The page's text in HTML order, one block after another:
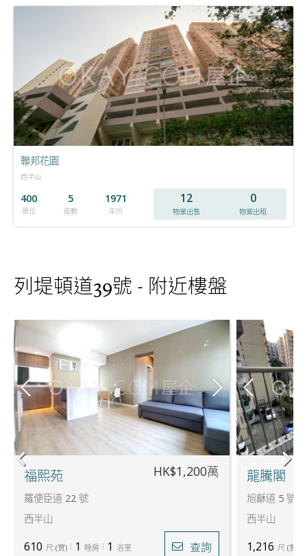
聯邦花園
西半山
400
單位
5
座數
1971
年份
12
物業出售
0
物業出租
列堤頓道39號 - 附近樓盤
福熙苑
羅便臣道 22 號
西半山
HK$1,200萬
610 尺 (實) 1 睡房 1 浴室 查詢
龍騰閣
旭龢道 5 號
西半山
1,216 尺 (實